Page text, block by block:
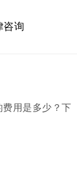
咨询
用是多少？下